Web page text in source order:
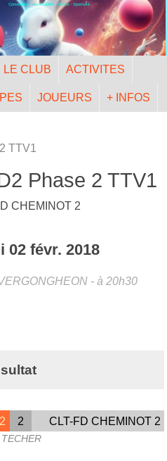
Convivialité - Accessibilité - Mixité - Sportivité
LE CLUB ACTIVITES
JOUEURS + INFOS
TTV1
Phase 2 TTV1
CHEMINOT 2
02 févr. 2018
- à 20h30
2 CLT-FD CHEMINOT 2